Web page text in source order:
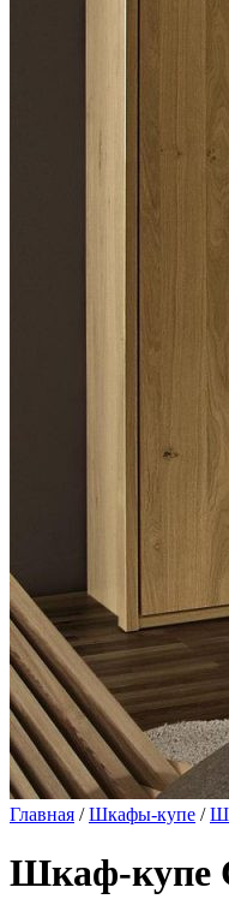
Главная /Шкафы-купе /
Шкаф-купе